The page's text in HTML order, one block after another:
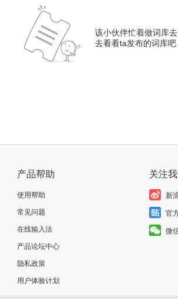
该小伙伴忙着做词库
去看看ta发布的词库吧
产品帮助
使用帮助
常见问题
在线输入法
产品论坛中心
隐私政策
用户体验计划
关注
新
官
微